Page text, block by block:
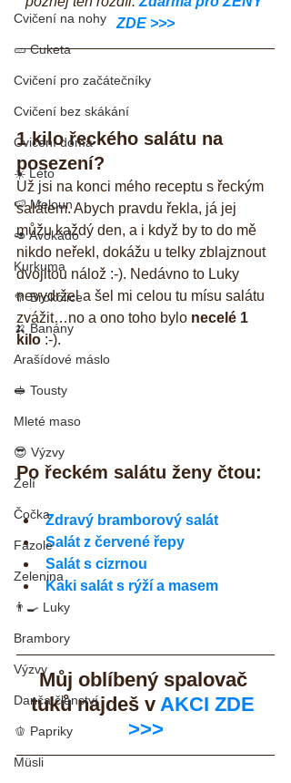
Cvičení na nohy
🥒 Cuketa
Cvičení pro začátečníky
Cvičení bez skákání
Cvičení doma
☀️ Léto
🍉 Meloun
🥑 Avokádo
Kurkuma
🥦 Brokolice
🍌 Banány
Arašídové máslo
🥪 Tousty
Mleté maso
😎 Výzvy
Zelí
Čočka
Fazole
Zelenina
👨‍🍳 Luky
Brambory
Výzvy
Danča členství
🫑 Papriky
Müsli
ZDE >>>
1 kilo řeckého salátu na
posezení?
Už jsi na konci mého receptu s řeckým
salátem. Abych pravdu řekla, já jej
můžu každý den, a i když by to do mě
nikdo neřekl, dokážu u telky zblajznout
dvojitou nálož :-). Nedávno to Luky
nevydržel a šel mi celou tu mísu salátu
zvážit…no a ono toho bylo necelé 1
kilo :-).
Po řeckém salátu ženy čtou:
Zdravý bramborový salát
Salát z červené řepy
Salát s cizrnou
Kaki salát s rýží a masem
Můj oblíbený spalovač
tuků najdeš v AKCI ZDE
>>>